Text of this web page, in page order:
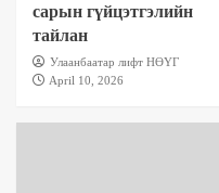
сарын гүйцэтгэлийн
тайлан
Улаанбаатар лифт НӨҮГ
April 10, 2026